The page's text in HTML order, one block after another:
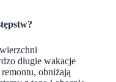
długie wakacje
obniżają